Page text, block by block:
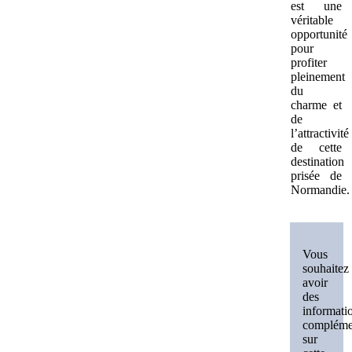
est une
véritable
opportunité
pour
profiter
pleinement
du
charme et
de
l’attractivité
de cette
destination
prisée de
Normandie.
Vous
souhaitez
avoir
des
sur